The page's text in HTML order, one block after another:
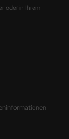
oder in Ihrem